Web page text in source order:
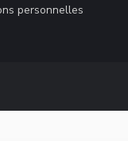
personnelles